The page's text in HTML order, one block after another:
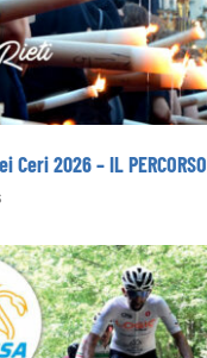
Ceri 2026 – IL PERCORSO